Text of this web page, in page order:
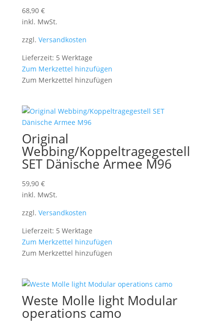
68,90 €
inkl. MwSt.
zzgl. Versandkosten
Lieferzeit: 5 Werktage
Zum Merkzettel hinzufügen
Zum Merkzettel hinzufügen
Original
Webbing/Koppeltragegestell
SET Dänische Armee M96
59,90 €
inkl. MwSt.
zzgl. Versandkosten
Lieferzeit: 5 Werktage
Zum Merkzettel hinzufügen
Zum Merkzettel hinzufügen
Weste Molle light Modular
operations camo